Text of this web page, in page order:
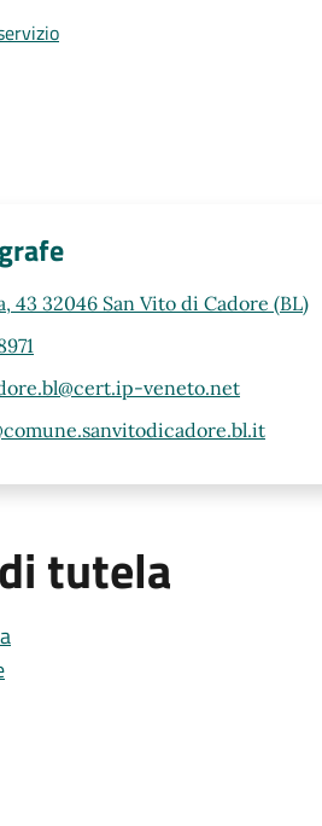
43 32046 San Vito di Cadore (BL)
veneto.net
tutela